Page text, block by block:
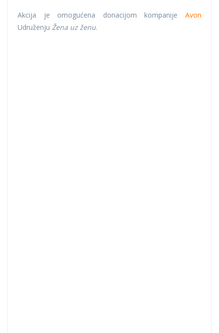
Akcija je omogućena donacijom kompanije Avon
Udruženju Žena uz ženu.